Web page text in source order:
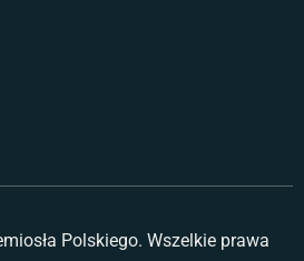
Polskiego. Wszelkie prawa